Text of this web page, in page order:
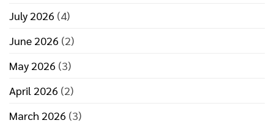
July 2026 (4)
June 2026 (2)
May 2026 (3)
April 2026 (2)
March 2026 (3)